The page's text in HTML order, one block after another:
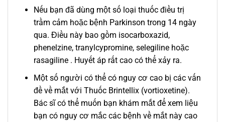
Nếu bạn đã dùng một số loại thuốc điều trị
trầm cảm hoặc bệnh Parkinson trong 14 ngày
qua. Điều này bao gồm isocarboxazid,
phenelzine, tranylcypromine, selegiline hoặc
rasagiline . Huyết áp rất cao có thể xảy ra.
Một số người có thể có nguy cơ cao bị các vấn
đề về mắt với Thuốc Brintellix (vortioxetine).
Bác sĩ có thể muốn bạn khám mắt để xem liệu
bạn có nguy cơ mắc các bệnh về mắt này cao